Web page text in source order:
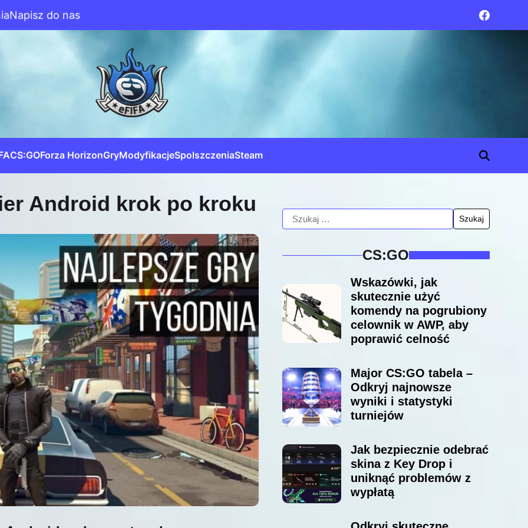
Napisz do nas
CS:GOForza HorizonGryModyfikacjeSpolszczeniaSteam
Android krok po kroku
CS:GO
Wskazówki, jak
skutecznie użyć
komendy na pogrubiony
celownik w AWP, aby
poprawić celność
Major CS:GO tabela –
Odkryj najnowsze
wyniki i statystyki
turniejów
Jak bezpiecznie odebrać
skina z Key Drop i
uniknąć problemów z
wypłatą